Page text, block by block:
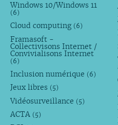
Windows 10/Windows 11
(6)
Cloud computing (6)
Framasoft -
Collectivisons Internet /
Convivialisons Internet
(6)
Inclusion numérique (6)
Jeux libres (5)
Vidéosurveillance (5)
ACTA (5)